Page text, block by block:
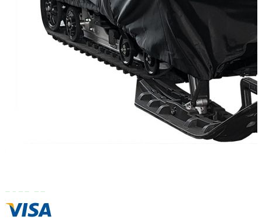
Способы оплаты